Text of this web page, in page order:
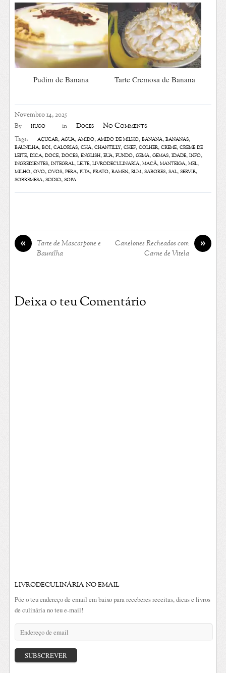
Novembro 14, 2025
By hugo in Doces No Comments
Tags: açúcar,agua,amido,amido de milho,banana,bananas,
baunilha,boi,calorias,chá,chantilly,chef,colher,creme,creme de
leite,dica,doce,doces,english,eua,fundo,gema,gemas,idade,info,
ingredientes,integral,leite,livrodeculinaria,maçã,manteiga,mel,
milho,ovo,ovos,pera,pita,prato,ramen,rum,sabores,sal,servir,
sobremesa,sódio,sopa
Pudim de Banana Tarte Cremosa de Banana
«
Tarte de Mascarpone e
Baunilha
»
Canelones Recheados com
Carne de Vitela
Deixa o teu Comentário
LIVRODECULINÁRIA NO EMAIL
Põe o teu endereço de email em baixo para receberes receitas, dicas e livros
de culinária no teu e-mail!
Endereço
email
SUBSCREVER